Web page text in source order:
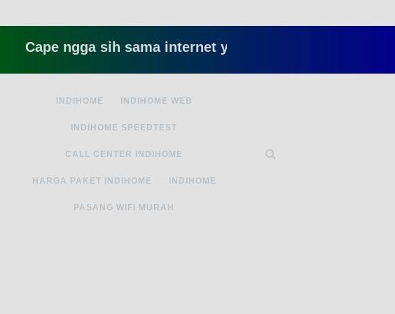
Cape ngga sih sama internet yang lambat gitu gitu aja
INDIHOME INDIHOME WEB
INDIHOME SPEEDTEST
CALL CENTER INDIHOME
HARGA PAKET INDIHOME INDIHOME
PASANG WIFI MURAH